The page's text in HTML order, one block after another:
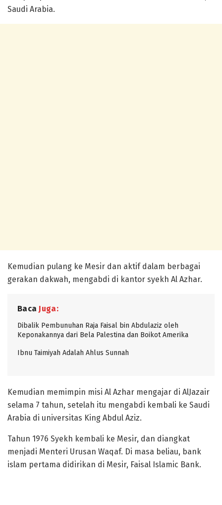
Saudi Arabia.
Kemudian pulang ke Mesir dan aktif dalam berbagai
gerakan dakwah, mengabdi di kantor syekh Al Azhar.
Baca Juga:
Dibalik Pembunuhan Raja Faisal bin Abdulaziz oleh
Keponakannya dari Bela Palestina dan Boikot Amerika
Ibnu Taimiyah Adalah Ahlus Sunnah
Kemudian memimpin misi Al Azhar mengajar di AlJazair
selama 7 tahun, setelah itu mengabdi kembali ke Saudi
Arabia di universitas King Abdul Aziz.
Tahun 1976 Syekh kembali ke Mesir, dan diangkat
menjadi Menteri Urusan Waqaf. Di masa beliau, bank
islam pertama didirikan di Mesir, Faisal Islamic Bank.